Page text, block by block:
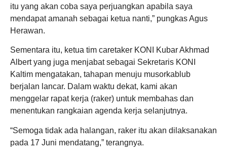
itu yang akan coba saya perjuangkan apabila saya
mendapat amanah sebagai ketua nanti,” pungkas Agus
Herawan.
Sementara itu, ketua tim caretaker KONI Kubar Akhmad
Albert yang juga menjabat sebagai Sekretaris KONI
Kaltim mengatakan, tahapan menuju musorkablub
berjalan lancar. Dalam waktu dekat, kami akan
menggelar rapat kerja (raker) untuk membahas dan
menentukan rangkaian agenda kerja selanjutnya.
“Semoga tidak ada halangan, raker itu akan dilaksanakan
pada 17 Juni mendatang,” terangnya.